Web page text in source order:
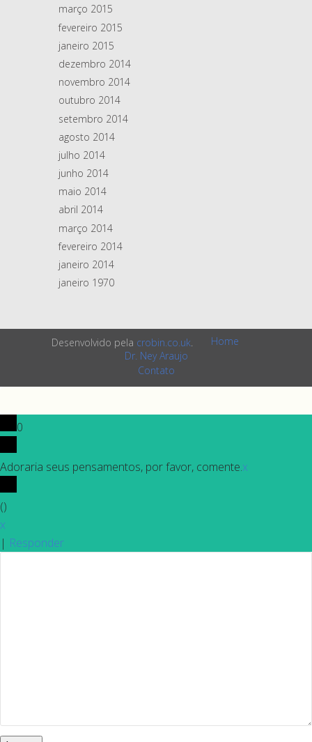
março 2015
fevereiro 2015
janeiro 2015
dezembro 2014
novembro 2014
outubro 2014
setembro 2014
agosto 2014
julho 2014
junho 2014
maio 2014
abril 2014
março 2014
fevereiro 2014
janeiro 2014
janeiro 1970
Desenvolvido pela crobin.co.uk.
Home
Dr. Ney Araujo
Contato
0
Adoraria seus pensamentos, por favor, comente.x
()
x
| Responder